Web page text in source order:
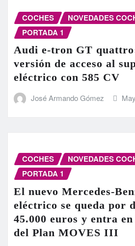
COCHES
NOVEDADES
PORTADA 1
Audi e-tron GT
versión de acceso al
eléctrico con 585 CV
José Armando Gómez
COCHES
NOVEDADES
PORTADA 1
El nuevo Mercedes-
eléctrico se queda por
45.000 euros y entra
del Plan MOVES III